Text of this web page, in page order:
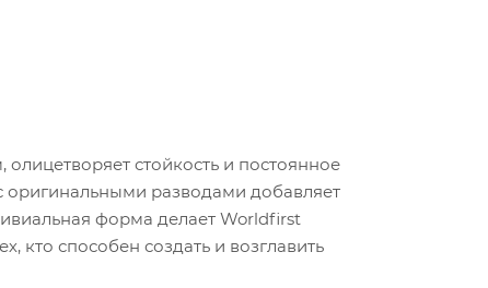
стойкость и постоянное
разводами добавляет
форма делает Worldfirst
способен создать и возглавить